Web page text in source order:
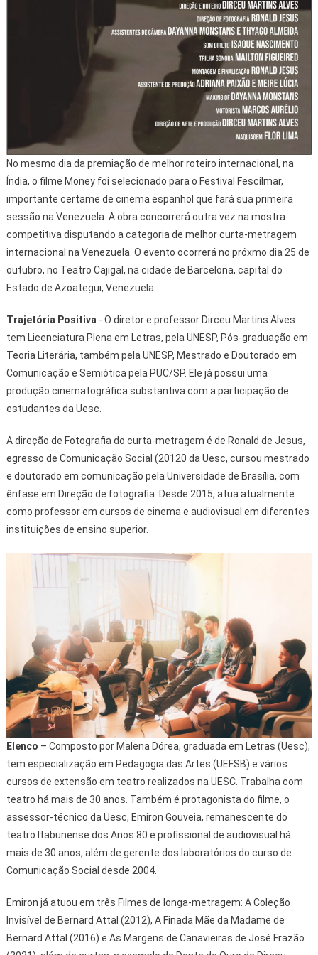
No mesmo dia da premiação de melhor roteiro internacional, na
Índia, o filme Money foi selecionado para o Festival Fescilmar,
importante certame de cinema espanhol que fará sua primeira
sessão na Venezuela. A obra concorrerá outra vez na mostra
competitiva disputando a categoria de melhor curta-metragem
internacional na Venezuela. O evento ocorrerá no próxmo dia 25 de
outubro, no Teatro Cajigal, na cidade de Barcelona, capital do
Estado de Azoategui, Venezuela.
Trajetória Positiva- O diretor e professor Dirceu Martins Alves
tem Licenciatura Plena em Letras, pela UNESP, Pós-graduação em
Teoria Literária, também pela UNESP, Mestrado e Doutorado em
Comunicação e Semiótica pela PUC/SP. Ele já possui uma
produção cinematográfica substantiva com a participação de
estudantes da Uesc.
A direção de Fotografia do curta-metragem é de Ronald de Jesus,
egresso de Comunicação Social (20120 da Uesc, cursou mestrado
e doutorado em comunicação pela Universidade de Brasília, com
ênfase em Direção de fotografia. Desde 2015, atua atualmente
como professor em cursos de cinema e audiovisual em diferentes
instituições de ensino superior.
Elenco – Composto por Malena Dórea, graduada em Letras (Uesc),
tem especialização em Pedagogia das Artes (UEFSB) e vários
cursos de extensão em teatro realizados na UESC. Trabalha com
teatro há mais de 30 anos. Também é protagonista do filme, o
assessor-técnico da Uesc, Emiron Gouveia, remanescente do
teatro Itabunense dos Anos 80 e profissional de audiovisual há
mais de 30 anos, além de gerente dos laboratórios do curso de
Comunicação Social desde 2004.
Emiron já atuou em três Filmes de longa-metragem: A Coleção
Invisível de Bernard Attal (2012), A Finada Mãe da Madame de
Bernard Attal (2016) e As Margens de Canavieiras de José Frazão